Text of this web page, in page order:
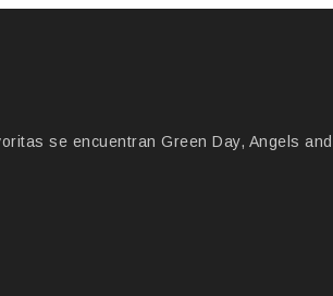
se encuentran Green Day, Angels and